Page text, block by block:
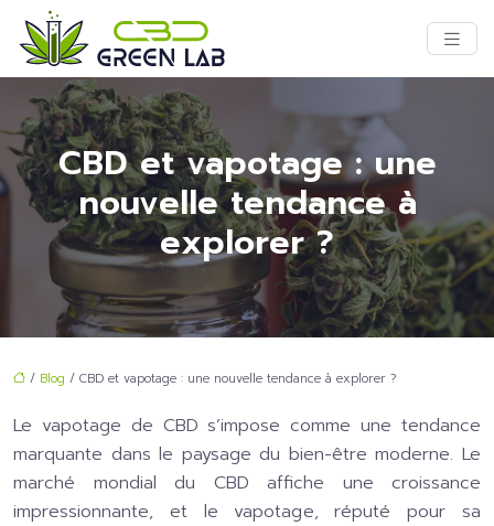
CBD et vapotage : une
nouvelle tendance à
explorer ?
/ Blog / CBD et vapotage : une nouvelle tendance à explorer ?
Le vapotage de CBD s’impose comme une tendance
marquante dans le paysage du bien-être moderne. Le
marché mondial du CBD affiche une croissance
impressionnante, et le vapotage, réputé pour sa